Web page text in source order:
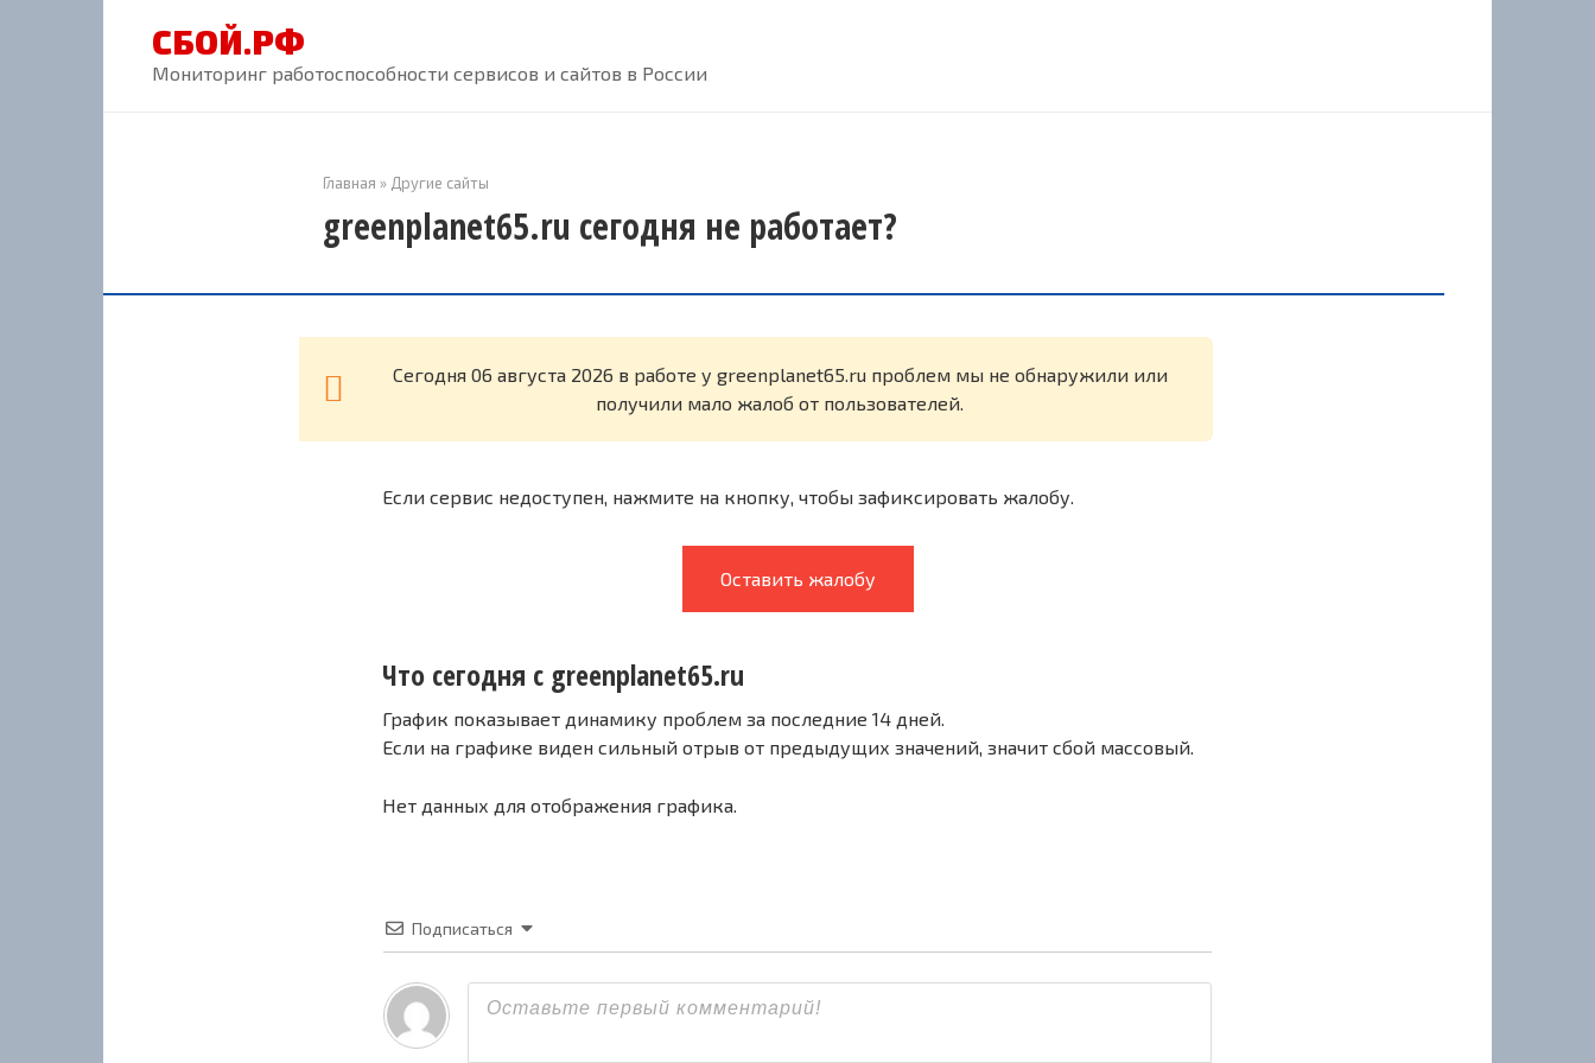
СБОЙ.РФ
Мониторинг работоспособности сервисов и сайтов в России
Главная » Другие сайты
greenplanet65.ru сегодня не работает?
Cегодня 06 августа 2026 в работе у greenplanet65.ru проблем мы не обнаружили или
получили мало жалоб от пользователей.
Если сервис недоступен, нажмите на кнопку, чтобы зафиксировать жалобу.
Оставить жалобу
Что сегодня с greenplanet65.ru
График показывает динамику проблем за последние 14 дней.
Если на графике виден сильный отрыв от предыдущих значений, значит сбой массовый.
Нет данных для отображения графика.
Подписаться